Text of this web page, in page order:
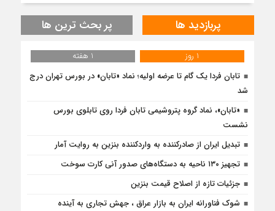
پربازدید ها پر بحث ترین ها
1 روز
1 هفته
تابان فردا یک گام تا عرضه اولیه؛ نماد «تابان» در بورس تهران درج
شد
«تابان»، نماد گروه پتروشیمی تابان فردا روی تابلوی بورس
نشست
تبدیل ایران از صادرکننده به واردکننده بنزین به روایت آمار
تجهیز ۱۳۰ ناحیه به دستگاه‌های صدور آنی کارت سوخت
جزئیات تازه از اصلاح قیمت بنزین
شوک فناورانه ایران به بازار عراق ، جهش تجاری به آینده